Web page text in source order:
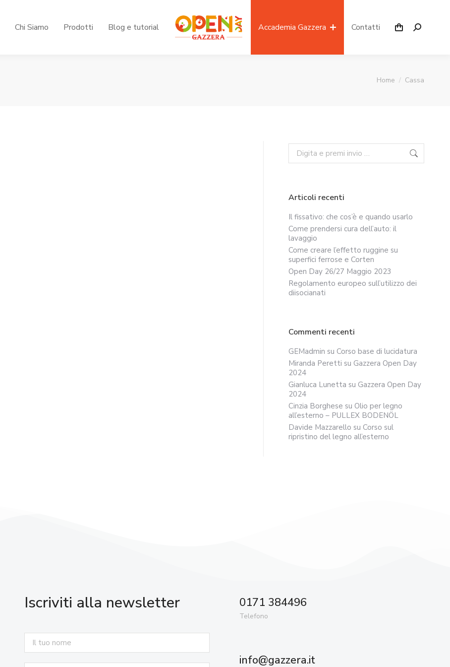
Chi Siamo Prodotti Blog e tutorial Accademia Gazzera Contatti
Tu sei qui:
Home Cassa
Articoli recenti
Il fissativo: che cos’è e quando usarlo
Come prendersi cura dell’auto: il
lavaggio
Come creare l’effetto ruggine su
superfici ferrose e Corten
Open Day 26/27 Maggio 2023
Regolamento europeo sull’utilizzo dei
diisocianati
Commenti recenti
GEMadmin su Corso base di lucidatura
Miranda Peretti su Gazzera Open Day
2024
Gianluca Lunetta su Gazzera Open Day
2024
Cinzia Borghese su Olio per legno
all’esterno – PULLEX BODENÖL
Davide Mazzarello su Corso sul
ripristino del legno all’esterno
Iscriviti alla newsletter 0171 384496
Telefono
info@gazzera.it